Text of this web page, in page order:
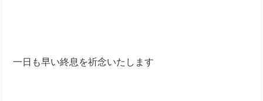
一日も早い終息を祈念いたします